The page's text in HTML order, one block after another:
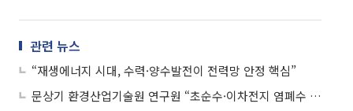
관련 뉴스
“재생에너지 시대, 수력·양수발전이 전력망 안정 핵심”
문상기 환경산업기술원 연구원 “초순수·이차전지 염폐수 기술 자립화 추진”